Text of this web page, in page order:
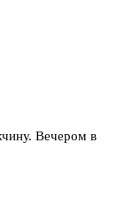
Вечером в